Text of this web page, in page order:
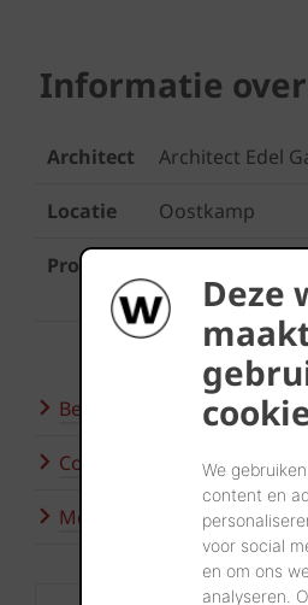
Deze
We
content en
voor social
en om ons
analyseren.
Informatie
Architect Architect Edel
Locatie Oostkamp
Product
Koramic
rood
Bezoek onze showroom
Contacteer ons
Meer inspiratie